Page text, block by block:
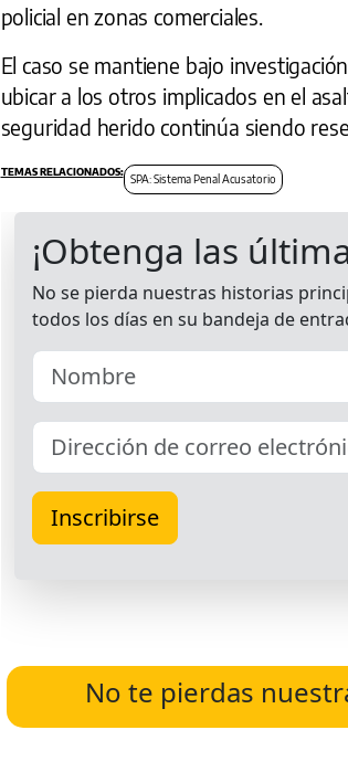
policial en zonas comerciales.
El caso se mantiene bajo
ubicar a los otros implicados en el
seguridad herido continúa siendo
SPA: Sistema Penal Acusatorio
No te pierdas